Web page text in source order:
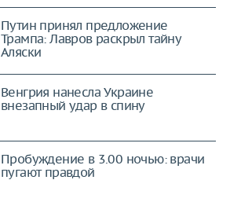
Путин принял предложение
Трампа: Лавров раскрыл тайну
Аляски
Венгрия нанесла Украине
внезапный удар в спину
Пробуждение в 3.00 ночью: врачи
пугают правдой